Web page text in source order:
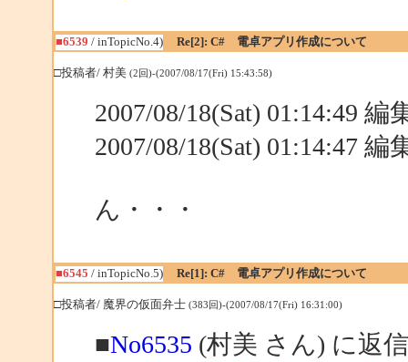
■6539 / inTopicNo.4) Re[2]: C# 電卓アプリ作成について
□投稿者/ 村美 (2回)-(2007/08/17(Fri) 15:43:58)
2007/08/18(Sat) 01:14:49 編
2007/08/18(Sat) 01:14:47 編
ん・・・
■6545 / inTopicNo.5) Re[1]: C# 電卓アプリ作成について
□投稿者/ 魔界の仮面弁士 (383回)-(2007/08/17(Fri) 16:31:00)
■No6535 (村美 さん) に返信